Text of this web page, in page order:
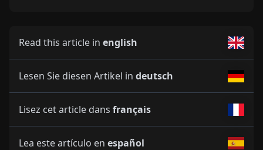
Read this article in english
Lesen Sie diesen Artikel in deutsch
Lisez cet article dans français
Lea este artículo en español